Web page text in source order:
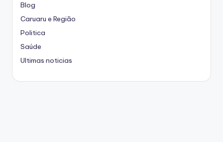
Blog
Caruaru e Região
Politica
Saúde
Ultimas noticias